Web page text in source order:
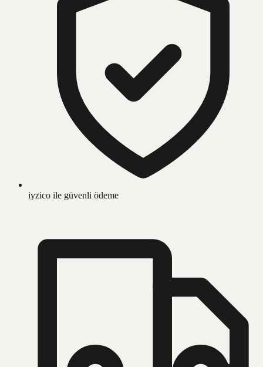
iyzico ile güvenli ödeme